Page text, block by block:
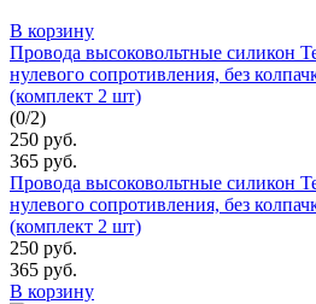
В корзину
Провода высоковольтные силикон
нулевого сопротивления, без
(комплект 2 шт)
(0/2)
250 руб.
365 руб.
Провода высоковольтные силикон
нулевого сопротивления, без
(комплект 2 шт)
250 руб.
365 руб.
В корзину